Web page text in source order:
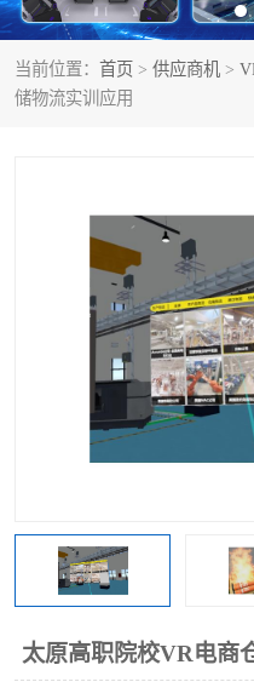
当前位置： 首页 > 供应商机 >
储物流实训应用
太原高职院校VR电商
供应链管理
智慧零售实训
工业工程实训室